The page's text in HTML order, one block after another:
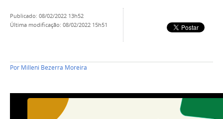
publicado: 08/02/2022 13h52
última modificação: 08/02/2022 15h51
Por Milleni Bezerra Moreira